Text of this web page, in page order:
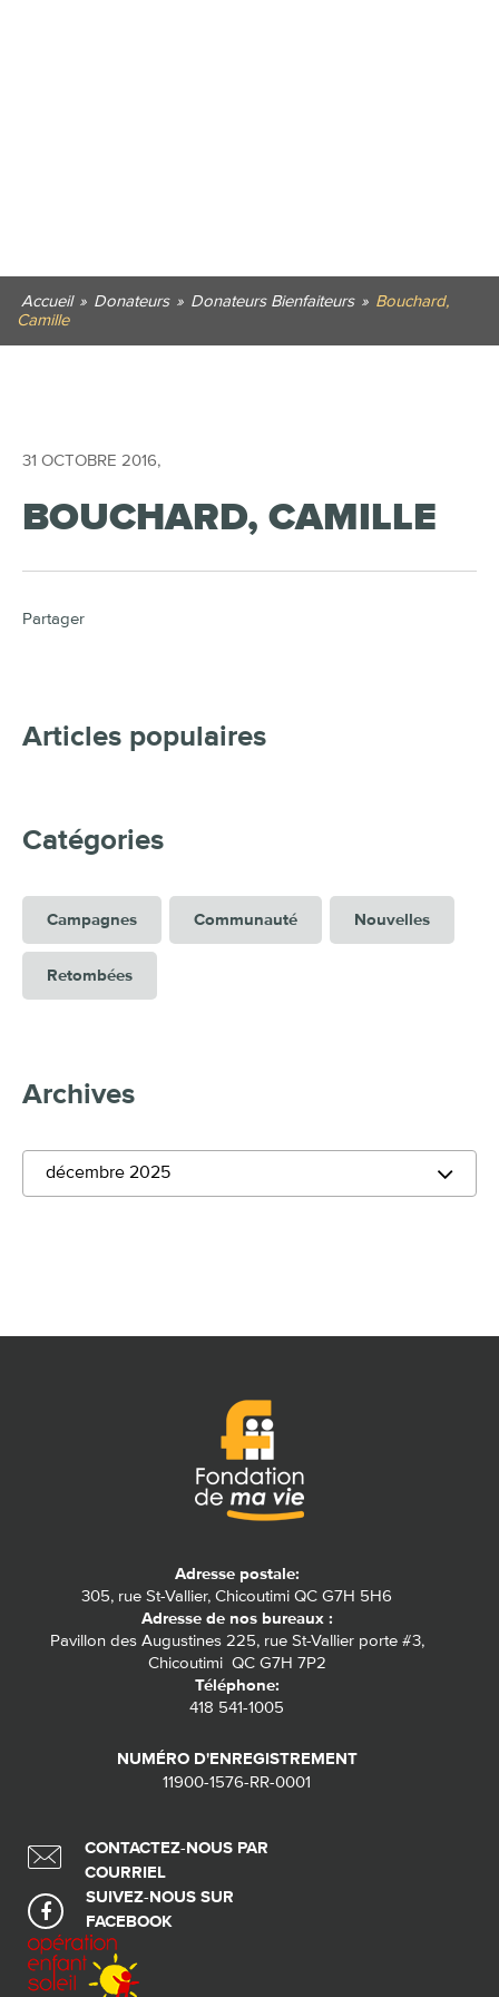
Accueil » Donateurs » Donateurs Bienfaiteurs » Bouchard,
Camille
31 OCTOBRE 2016,
BOUCHARD, CAMILLE
Partager
Articles populaires
Catégories
Campagnes Communauté Nouvelles
Retombées
Archives
décembre 2025
Adresse postale:
305, rue St-Vallier, Chicoutimi QC G7H 5H6
Adresse de nos bureaux :
Pavillon des Augustines 225, rue St-Vallier porte #3,
Chicoutimi QC G7H 7P2
Téléphone:
418 541-1005
NUMÉRO D'ENREGISTREMENT
11900-1576-RR-0001
CONTACTEZ-NOUS PAR
COURRIEL
SUIVEZ-NOUS SUR
FACEBOOK